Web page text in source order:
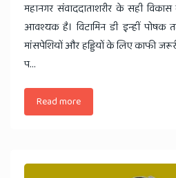
महानगर संवाददाताशरीर के सही
आवश्यक है। विटामिन डी इन्हीं पोषक
मांसपेशियों और हड्डियों के लिए काफी
प...
Read more